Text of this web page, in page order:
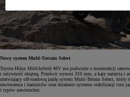
Nowy system Multi-Terrain Select
Toyota Hilux Mild-hybrid 48V ma podwozie o konstrukcji
i sztywność skrętną. Prześwit wynosi 310 mm, a kąty natarcia i
ułatwiający off-roadową jazdę system Multi-Terrain Select, który
zawieszenia i hamulców oraz działanie systemu stabilizacji toru
i typów nawierzchni.